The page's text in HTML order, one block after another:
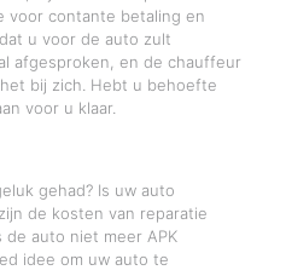
voor contante betaling en
u voor de auto zult
afgesproken, en de chauffeur
bij zich. Hebt u behoefte
voor u klaar.
gehad? Is uw auto
de kosten van reparatie
de auto niet meer APK
idee om uw auto te